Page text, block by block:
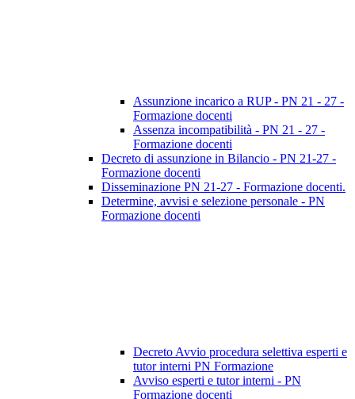
Assunzione incarico a RUP - PN 21 - 27 -
Formazione docenti
Assenza incompatibilità - PN 21 - 27 -
Formazione docenti
Decreto di assunzione in Bilancio - PN 21-27 -
Formazione docenti
Disseminazione PN 21-27 - Formazione docenti.
Determine, avvisi e selezione personale - PN
Formazione docenti
Decreto Avvio procedura selettiva esperti e
tutor interni PN Formazione
Avviso esperti e tutor interni - PN
Formazione docenti